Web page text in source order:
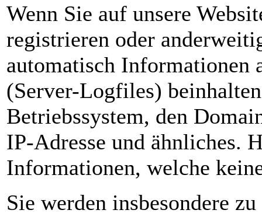
Wenn Sie auf unsere
registrieren oder
automatisch Informationen
(Server-Logfiles)
Betriebssystem, den
IP-Adresse und ähnliches.
Informationen, welche
Sie werden insbesondere